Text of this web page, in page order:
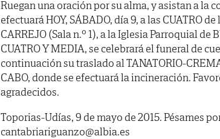
Ruegan una oración por su alma, y asistan a la
efectuará HOY, SÁBADO, día 9, a las CUATRO
CARREJO (Sala n.º 1), a la Iglesia Parroquial de
CUATRO Y MEDIA, se celebrará el funeral de
continuación su traslado al TANATORIO-
CABO, donde se efectuará la incineración.
agradecidos.
Toporias-Udías, 9 de mayo de 2015. Pésames
cantabriariguanzo@albia.es